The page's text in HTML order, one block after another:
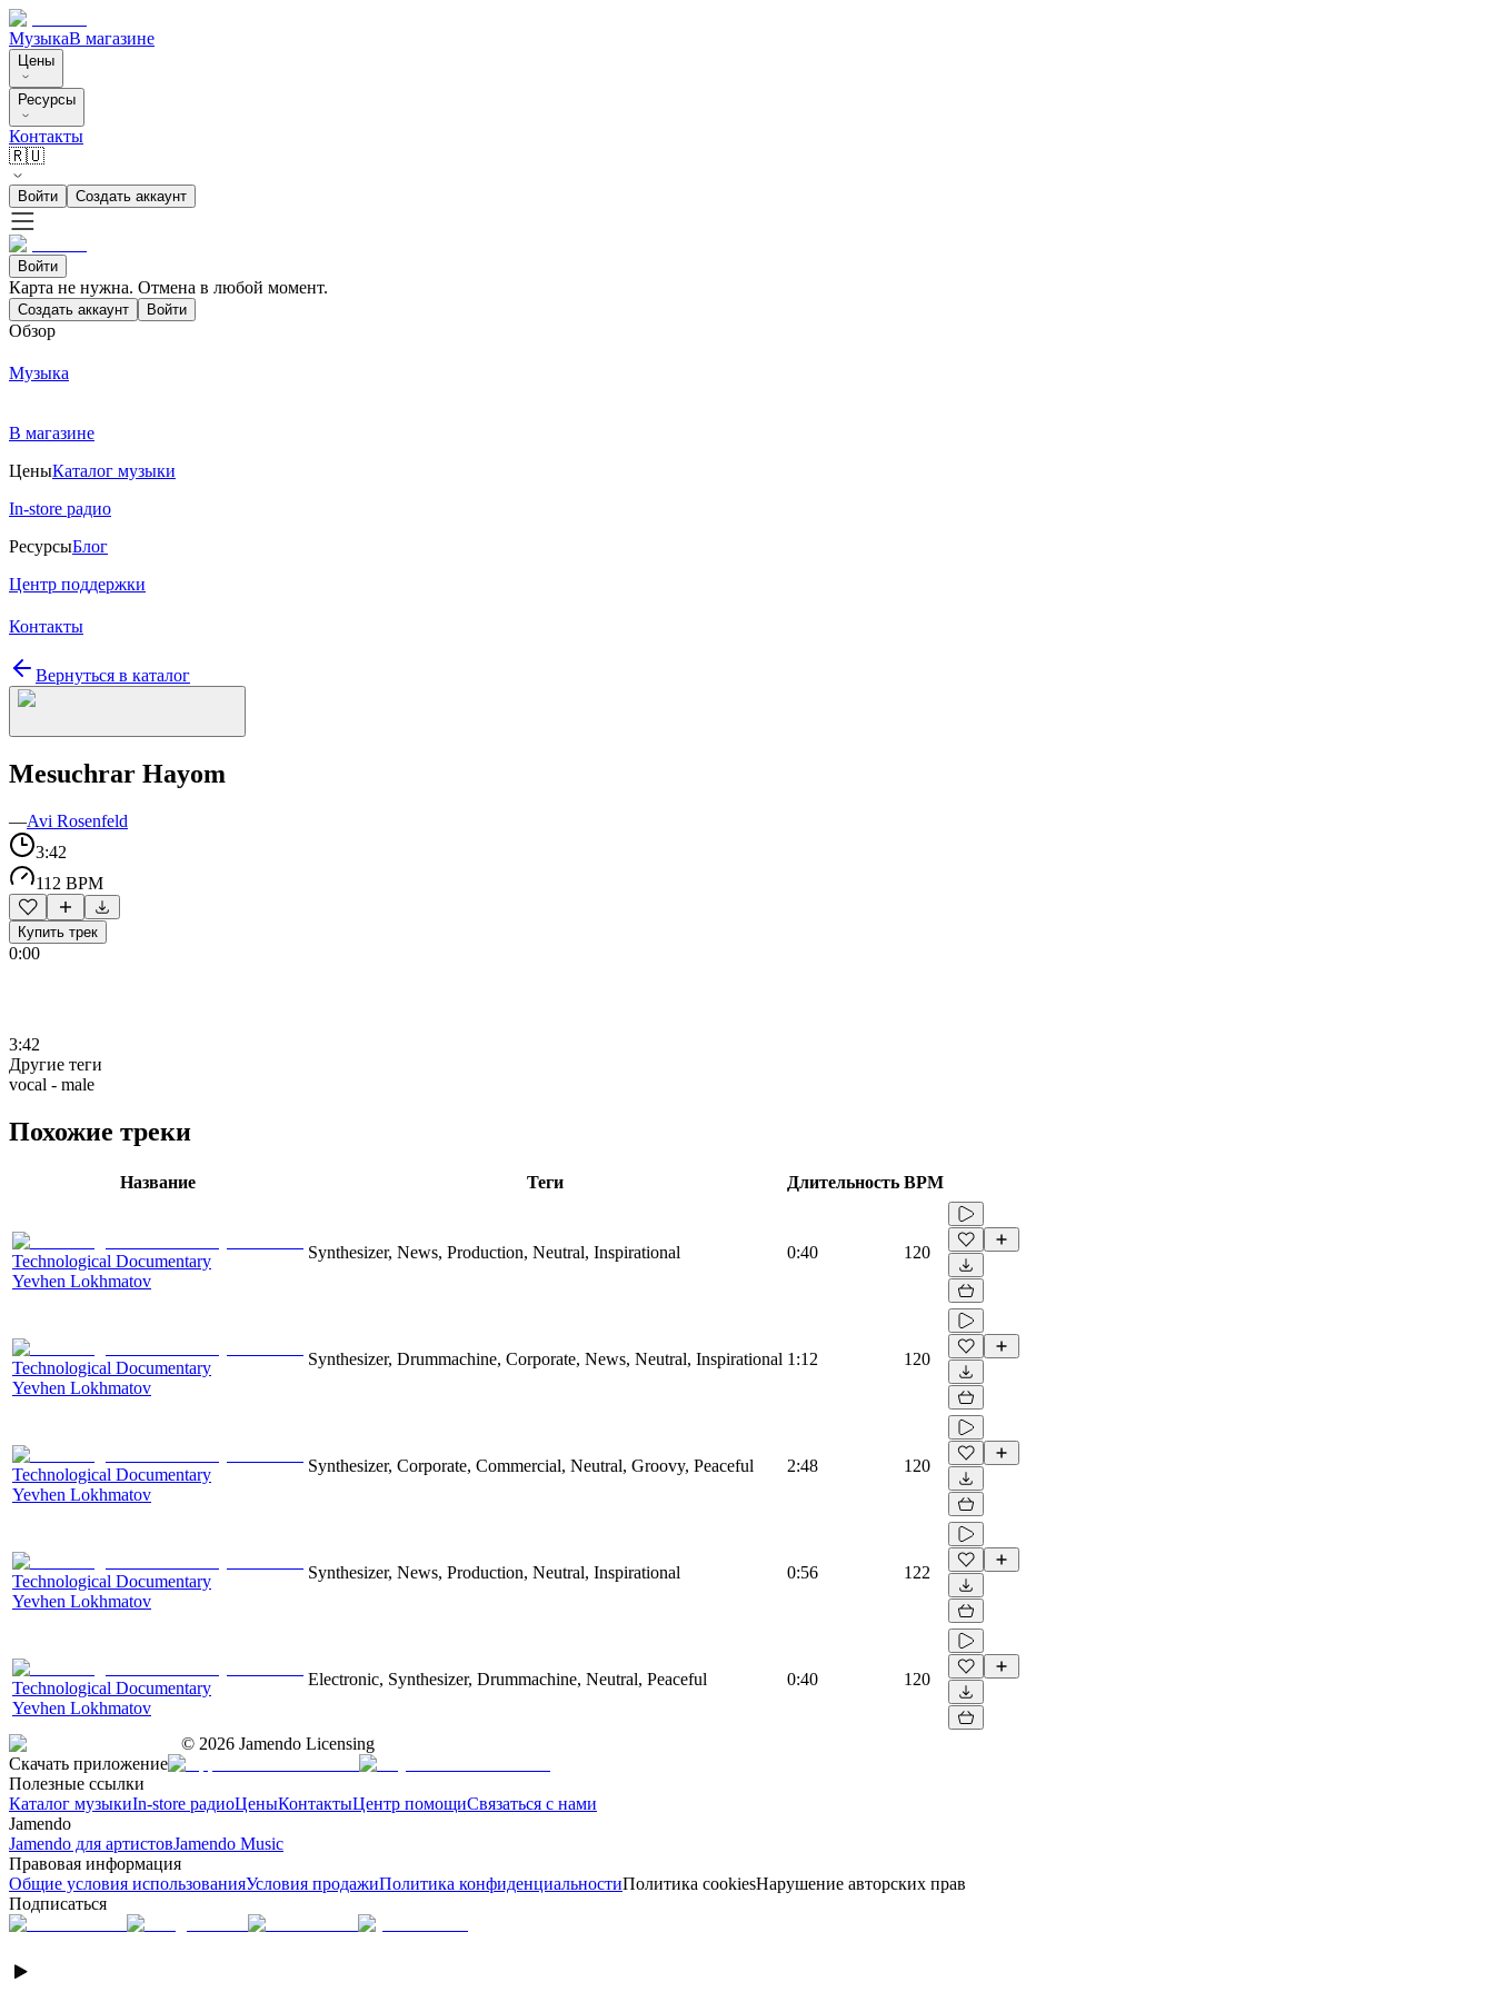
МузыкаВ магазине
Цены
Ресурсы
Контакты
🇷🇺
Войти Создать аккаунт
Войти
Карта не нужна. Отмена в любой момент.
Создать аккаунт Войти
Обзор
Музыка
В магазине
ЦеныКаталог музыки
In-store радио
РесурсыБлог
Центр поддержки
Контакты
Вернуться в каталог
Mesuchrar Hayom
—Avi Rosenfeld
3:42
112 BPM
Купить трек
0:00
3:42
Другие теги
vocal - male
Похожие треки
Название Теги Длительность BPM
Technological Documentary
Yevhen Lokhmatov
Synthesizer, News, Production, Neutral, Inspirational 0:40 120
Technological Documentary
Yevhen Lokhmatov
Synthesizer, Drummachine, Corporate, News, Neutral, Inspirational 1:12 120
Technological Documentary
Yevhen Lokhmatov
Synthesizer, Corporate, Commercial, Neutral, Groovy, Peaceful 2:48 120
Technological Documentary
Yevhen Lokhmatov
Synthesizer, News, Production, Neutral, Inspirational 0:56 122
Technological Documentary
Yevhen Lokhmatov
Electronic, Synthesizer, Drummachine, Neutral, Peaceful 0:40 120
© 2026 Jamendo Licensing
Скачать приложение
Полезные ссылки
Каталог музыкиIn-store радиоЦеныКонтактыЦентр помощиСвязаться с нами
Jamendo
Jamendo для артистовJamendo Music
Правовая информация
Общие условия использованияУсловия продажиПолитика конфиденциальностиПолитика cookiesНарушение авторских прав
Подписаться